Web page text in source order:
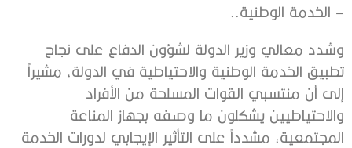
– الخدمة الوطنية..
وشدد معالي وزير الدولة لشؤون الدفاع على نجاح
تطبيق الخدمة الوطنية والاحتياطية في الدولة، مشيراً
إلى أن منتسبي القوات المسلحة من الأفراد
والاحتياطيين يشكلون ما وصفه بجهاز المناعة
المجتمعية، مشدداً على التأثير الإيجابي لدورات الخدمة